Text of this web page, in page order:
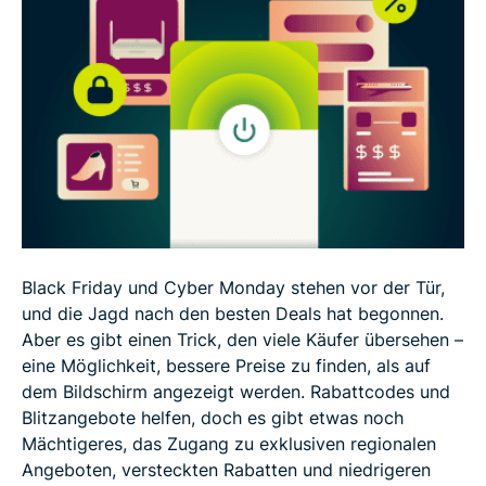
3. Preissteigerungen vermeiden mit VPN-Schutz
gegen dynamische Preisgestaltung
4. Bei Flügen, Hotels und Mietwagen an Black
Friday mit einem VPN sparen
Erweiterungen für zusätzliche Einsparungen
6. Sicher einkaufen an Black Friday: VPN-Tipps
zum Schutz vor Betrug
Black Friday und Cyber Monday stehen vor der Tür,
und die Jagd nach den besten Deals hat begonnen.
Aber es gibt einen Trick, den viele Käufer übersehen –
eine Möglichkeit, bessere Preise zu finden, als auf
dem Bildschirm angezeigt werden. Rabattcodes und
Blitzangebote helfen, doch es gibt etwas noch
Mächtigeres, das Zugang zu exklusiven regionalen
Angeboten, versteckten Rabatten und niedrigeren